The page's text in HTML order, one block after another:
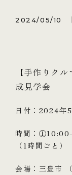
2024/05/10
【手作りク
成見学会
日付：2024年
時間：
（1時間ごと）
会場：三豊市